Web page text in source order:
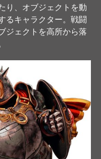
り、オブジェクトを動
るキャラクター。戦闘
ジェクトを高所から落